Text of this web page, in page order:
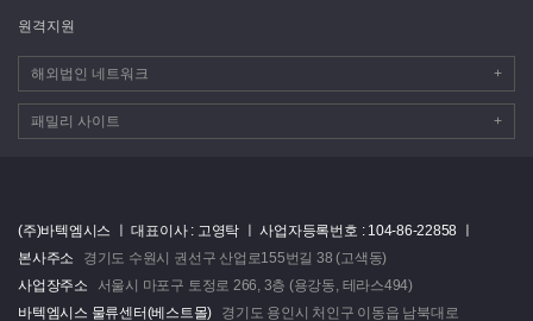
원격지원
해외법인 네트워크 +
패밀리 사이트 +
(주)바텍엠시스 ㅣ대표이사 : 고영탁 ㅣ사업자등록번호 : 104-86-22858 ㅣ
본사주소
경기도 수원시 권선구 산업로155번길 38 (고색동)
사업장주소
서울시 마포구 토정로 266, 3층 (용강동, 테라스494)
바텍엠시스 물류센터(베스트몰)
경기도 용인시 처인구 이동읍 남북대로